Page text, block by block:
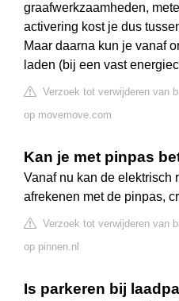
graafwerkzaamheden,
activering kost je dus
Maar daarna kun je vanaf
laden (bij een vast
Verzoek tot verwijderen van
op movemove.com
Kan je met pinpas
Vanaf nu kan de elektrisch
afrekenen met de pinpas,
Verzoek tot verwijderen van
op pinnen.nl
Is parkeren bij